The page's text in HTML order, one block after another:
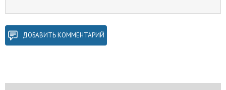
ДОБАВИТЬ КОММЕНТАРИЙ